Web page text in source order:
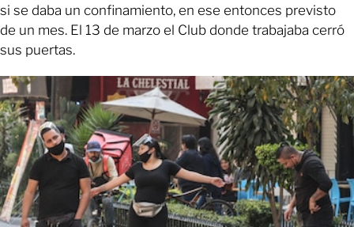
si se daba un confinamiento, en ese entonces previsto
de un mes. El 13 de marzo el Club donde trabajaba cerró
sus puertas.